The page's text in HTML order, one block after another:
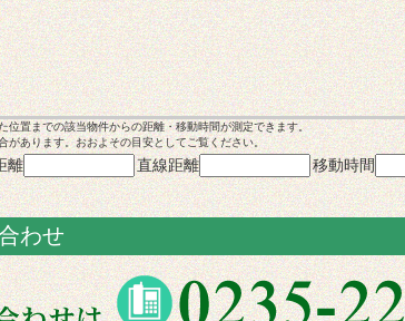
位置までの該当物件からの距離・移動時間が測定できます。
があります。おおよその目安としてご覧ください。
離 直線距離 移動時間
わせ